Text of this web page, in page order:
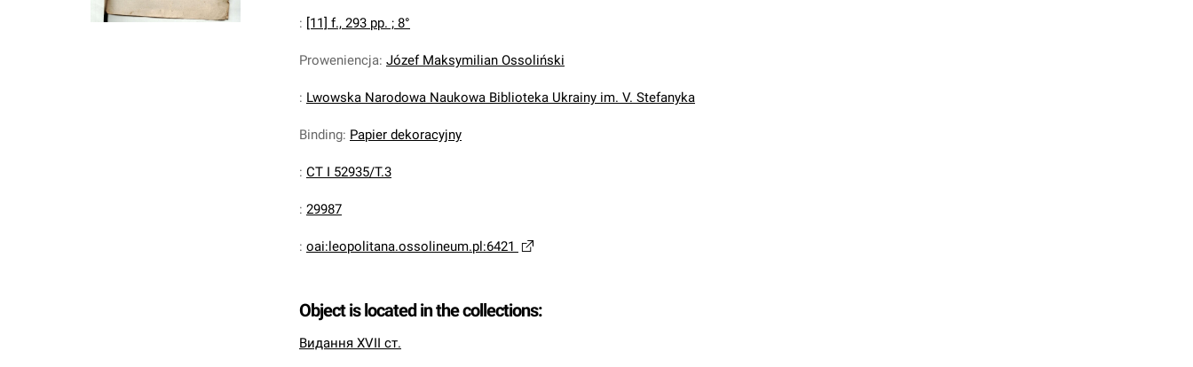
: [11] f., 293 pp. ; 8°
Proweniencja: Józef Maksymilian Ossoliński
: Lwowska Narodowa Naukowa Biblioteka Ukrainy im. V. Stefanyka
Binding: Papier dekoracyjny
: CT I 52935/T.3
: 29987
: oai:leopolitana.ossolineum.pl:6421
Object is located in the collections:
Видання XVII ст.